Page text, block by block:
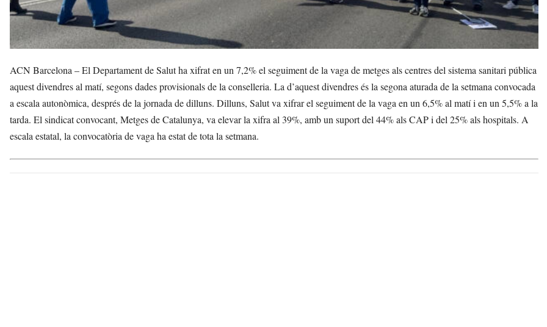
ACN Barcelona – El Departament de Salut ha xifrat en un 7,2% el seguiment de la vaga de metges als centres del sistema sanitari pública
aquest divendres al matí, segons dades provisionals de la conselleria. La d’aquest divendres és la segona aturada de la setmana convocada
a escala autonòmica, després de la jornada de dilluns. Dilluns, Salut va xifrar el seguiment de la vaga en un 6,5% al matí i en un 5,5% a la
tarda. El sindicat convocant, Metges de Catalunya, va elevar la xifra al 39%, amb un suport del 44% als CAP i del 25% als hospitals. A
escala estatal, la convocatòria de vaga ha estat de tota la setmana.